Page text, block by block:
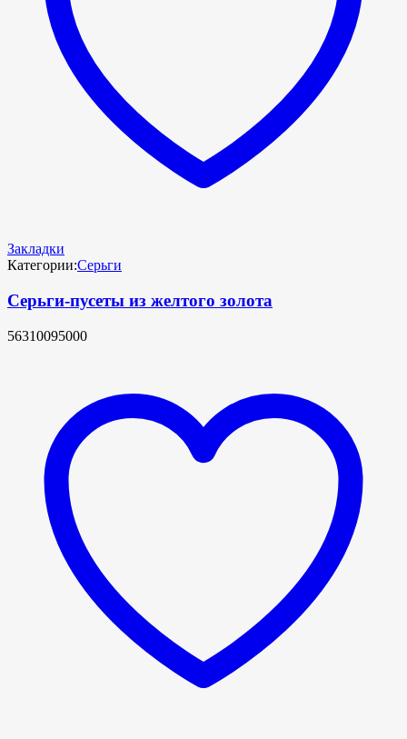
Закладки
Категории:Серьги
Серьги-пусеты из желтого золота
56310095000